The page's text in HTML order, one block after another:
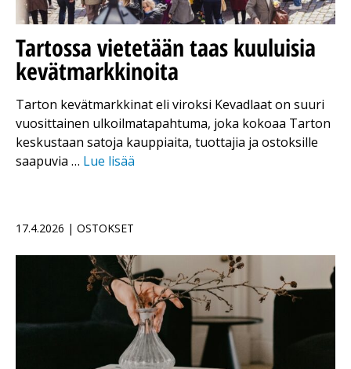
Tartossa vietetään taas kuuluisia
kevätmarkkinoita
Tarton kevätmarkkinat eli viroksi Kevadlaat on suuri
vuosittainen ulkoilmatapahtuma, joka kokoaa Tarton
keskustaan satoja kauppiaita, tuottajia ja ostoksille
saapuvia … Lue lisää
17.4.2026 | OSTOKSET